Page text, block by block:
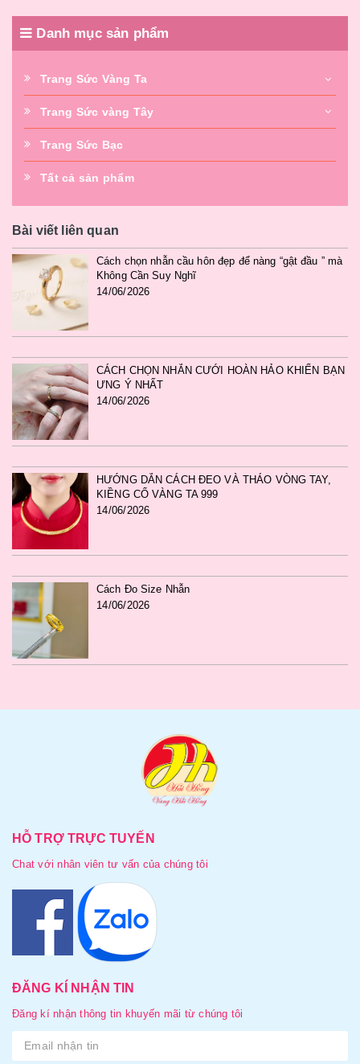
Danh mục sản phẩm
Trang Sức Vàng Ta
Trang Sức vàng Tây
Trang Sức Bạc
Tất cả sản phẩm
Bài viết liên quan
Cách chọn nhẫn cầu hôn đẹp để nàng “gật đầu ” mà
Không Cần Suy Nghĩ
14/06/2026
CÁCH CHỌN NHẪN CƯỚI HOÀN HẢO KHIẾN BẠN
ƯNG Ý NHẤT
14/06/2026
HƯỚNG DẪN CÁCH ĐEO VÀ THÁO VÒNG TAY,
KIỀNG CỔ VÀNG TA 999
14/06/2026
Cách Đo Size Nhẫn
14/06/2026
HỖ TRỢ TRỰC TUYẾN
Chat với nhân viên tư vấn của chúng tôi
ĐĂNG KÍ NHẬN TIN
Đăng kí nhận thông tin khuyến mãi từ chúng tôi